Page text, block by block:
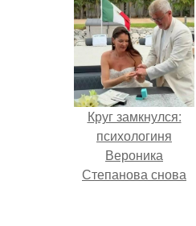
Круг замкнулся:
психологиня
Вероника
Степанова снова